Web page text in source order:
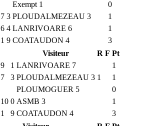
Exempt 1
0
7 3 PLOUDALMEZEAU 3
1
6 4 LANRIVOARE 6
1
1 9 COATAUDON 4
3
Visiteur R F Pt
9 1 LANRIVOARE 7
1
7 3 PLOUDALMEZEAU 3 1
1
PLOUMOGUER 5
0
10 0 ASMB 3
1
1 9 COATAUDON 4
3